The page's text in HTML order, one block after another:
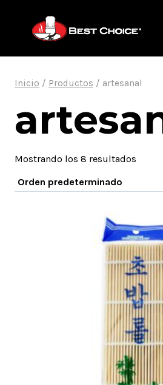
contenido
Inicio / Productos / artesanal
Mostrando los 8 resultados